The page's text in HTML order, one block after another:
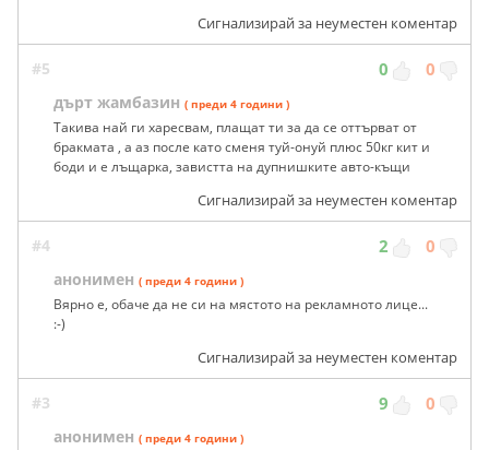
Сигнализирай за неуместен коментар
#5 0 0
дърт жамбазин ( преди 4 години )
Такива най ги харесвам, плащат ти за да се оттърват от
бракмата , а аз после като сменя туй-онуй плюс 50кг кит и
боди и е лъщарка, завистта на дупнишките авто-къщи
Сигнализирай за неуместен коментар
#4 2 0
анонимен ( преди 4 години )
Вярно е, обаче да не си на мястото на рекламното лице...
:-)
Сигнализирай за неуместен коментар
#3 9 0
анонимен ( преди 4 години )